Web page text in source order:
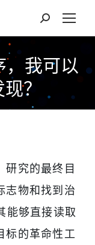
，我可以
？
研究的最终目
志物和找到治
能够直接读取
标的革命性工